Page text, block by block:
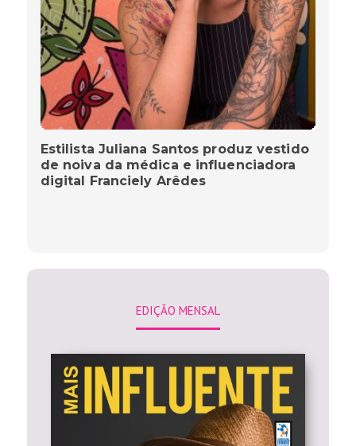
Estilista Juliana Santos produz vestido
de noiva da médica e influenciadora
digital Franciely Arêdes
EDIÇÃO MENSAL